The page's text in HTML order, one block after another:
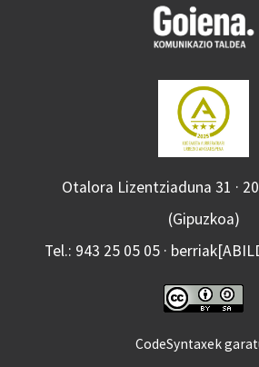
Otalora Lizentziaduna 31 ·
(Gipuzkoa)
Tel.: 943 25 05 05 ·
CodeSyntaxek